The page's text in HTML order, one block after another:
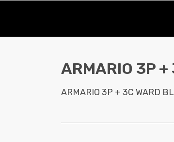
ARMARIO 3P +
ARMARIO 3P + 3C WARD